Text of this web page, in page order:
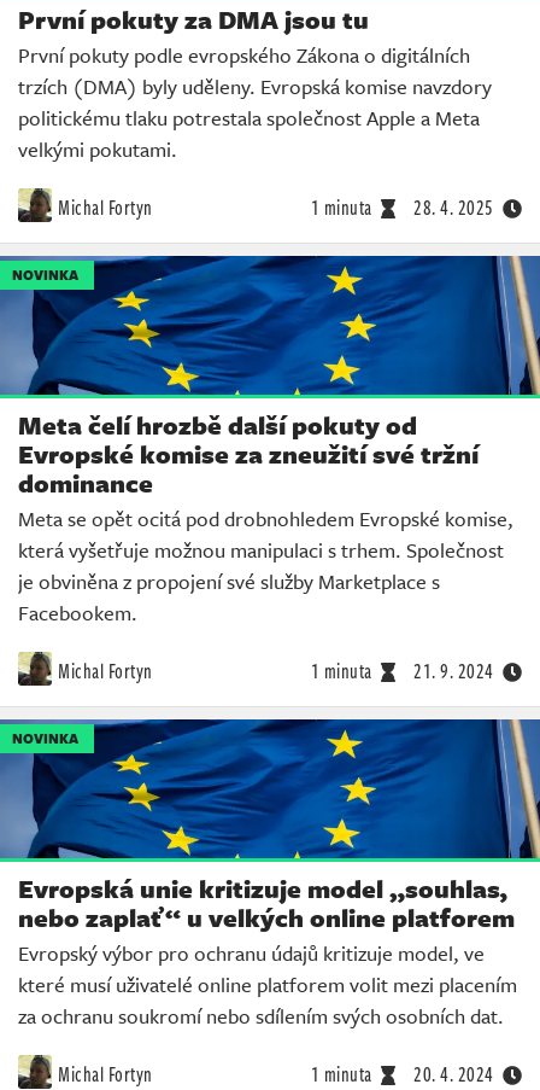
První pokuty za DMA jsou tu
První pokuty podle evropského Zákona o digitálních
trzích (DMA) byly uděleny. Evropská komise navzdory
politickému tlaku potrestala společnost Apple a Meta
velkými pokutami.
Michal Fortyn 1 minuta 28. 4. 2025
NOVINKA
Meta čelí hrozbě další pokuty od
Evropské komise za zneužití své tržní
dominance
Meta se opět ocitá pod drobnohledem Evropské komise,
která vyšetřuje možnou manipulaci s trhem. Společnost
je obviněna z propojení své služby Marketplace s
Facebookem.
Michal Fortyn 1 minuta 21. 9. 2024
NOVINKA
Evropská unie kritizuje model „souhlas,
nebo zaplať“ u velkých online platforem
Evropský výbor pro ochranu údajů kritizuje model, ve
které musí uživatelé online platforem volit mezi placením
za ochranu soukromí nebo sdílením svých osobních dat.
Michal Fortyn 1 minuta 20. 4. 2024